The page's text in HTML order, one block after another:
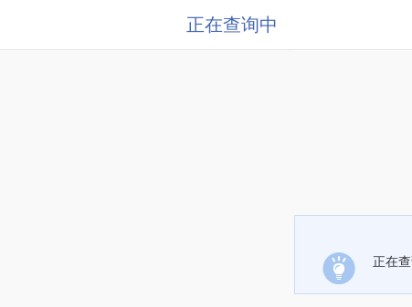
正在查询中
正在